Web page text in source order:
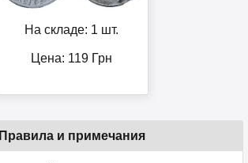
На складе: 1 шт.
Цена: 119Грн
Правила и примечания